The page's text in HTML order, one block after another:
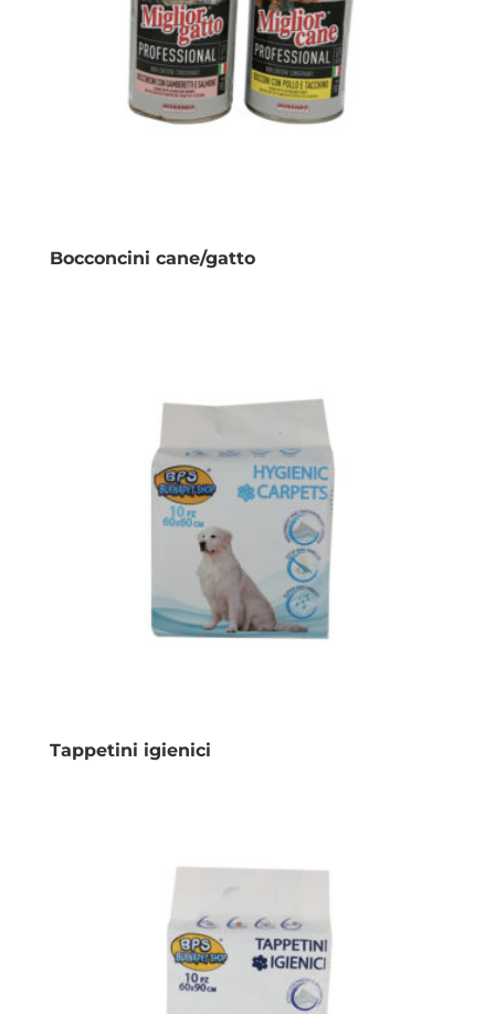
Bocconcini cane/gatto
Tappetini igienici